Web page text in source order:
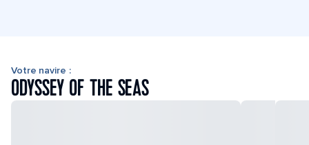
Votre navire :
ODYSSEY OF THE SEAS